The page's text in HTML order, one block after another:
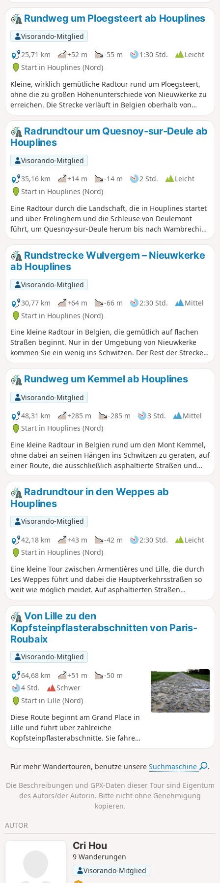
Aufstiege bewältigen, die dennoch sanft verfahren und
keine steilen Steigungen aufweisen.
Rundweg um Ploegsteert ab Houplines
Visorando-Mitglied
25,71 km
+52 m -55 m 1:30 Std.
Leicht
Start in Houplines (Nord)
Kleine, wirklich gemütliche Radtour rund um Ploegsteert,
ohne die zu großen Höhenunterschiede von Nieuwkerke zu
erreichen. Die Strecke verläuft in Belgien oberhalb von
Armentières und führt dabei durch Le Bizet.
Radrundtour um Quesnoy-sur-Deule ab
Houplines
Visorando-Mitglied
35,16 km
+14 m -14 m 2 Std.
Leicht
Start in Houplines (Nord)
Eine Radtour durch die Landschaft, die in Houplines startet
und über Frelinghem und die Schleuse von Deulemont
führt, um Quesnoy-sur-Deule herum bis nach Wambrechies
verläuft und dann über Lompret zurückführt.
Rundstrecke Wulvergem – Nieuwkerke
ab Houplines
Visorando-Mitglied
30,77 km
+64 m -66 m 2:30 Std.
Mittel
Start in Houplines (Nord)
Eine kleine Radtour in Belgien, die gemütlich auf flachen
Straßen beginnt. Nur in der Umgebung von Nieuwkerke
kommen Sie ein wenig ins Schwitzen. Der Rest der Strecke
ist wirklich entspannt.
Rundweg um Kemmel ab Houplines
Visorando-Mitglied
48,31 km
+285 m -285 m 3 Std.
Mittel
Start in Houplines (Nord)
Eine kleine Radtour in Belgien rund um den Mont Kemmel,
ohne dabei an seinen Hängen ins Schwitzen zu geraten, auf
einer Route, die ausschließlich asphaltierte Straßen und
einige wenig befahrene Wege nutzt. Kurz gesagt: nichts als
Vergnügen und ein paar schöne Ausblicke.
Radrundtour in den Weppes ab
Houplines
Visorando-Mitglied
42,18 km
+43 m -42 m 2:30 Std.
Leicht
Start in Houplines (Nord)
Eine kleine Tour zwischen Armentières und Lille, die durch
Les Weppes führt und dabei die Hauptverkehrsstraßen so
weit wie möglich meidet. Auf asphaltierten Straßen
entdecken Sie die Landschaft und auch das australische
Denkmal aus demErsten Weltkrieg.
Von Lille zu den
Kopfsteinpflasterabschnitten von Paris-
Roubaix
Visorando-Mitglied
64,68 km
+51 m
-50 m
4 Std.
Schwer
Start in Lille (Nord)
Diese Route beginnt am Grand Place in
Lille und führt über zahlreiche
Kopfsteinpflasterabschnitte. Sie fahren
zudem die Strecke des Radrennens
ab, mit 7 Kopfsteinpflasterabschnitten,
„Carrefour de l’Arbre“. Für diese Strecke
empfiehlt sich ein Gravelbike.
Für mehr Wandertouren, benutze unsereSuchmaschine .
Die Beschreibungen und GPX-Daten dieser Tour sind Eigentum
des Autors/der Autorin. Bitte nicht ohne Genehmigung
kopieren.
AUTOR
Cri Hou
9 Wanderungen
Visorando-Mitglied